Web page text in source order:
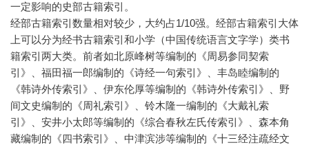
一定影响的史部古籍索引。
经部古籍索引数量相对较少，大约占1/10强。经部古籍索引大体
上可以分为经书古籍索引和小学（中国传统语言文字学）类书
籍索引两大类。前者如北原峰树等编制的《周易参同契索
引》、福田福一郎编制的《诗经一句索引》、丰岛睦编制的
《韩诗外传索引》、伊东伦厚等编制的《韩诗外传索引》、野
间文史编制的《周礼索引》、铃木隆一编制的《大戴礼索
引》、安井小太郎等编制的《综合春秋左氏传索引》、森本角
藏编制的《四书索引》、中津滨涉等编制的《十三经注疏经文